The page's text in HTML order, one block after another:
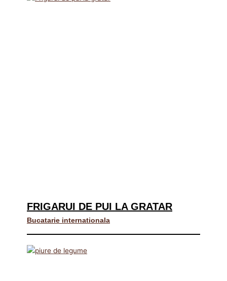
FRIGARUI DE PUI LA GRATAR
Bucatarie internationala